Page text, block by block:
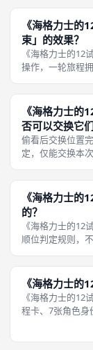
区别于中部夹层
色卡抽取概率制
《海格力士的
束」的效果？
《海格力士的12
操作，一轮旅程
个人回合操作，
程结束」结算环
《海格力士的
否可以交换它
偷看后交换位置
定，仅能交换本
要调整，也没有
两张卡牌互换，
《海格力士的
的？
《海格力士的12
顺位判定规则，
动都以持有海格
在场玩家按照桌
《海格力士的
《海格力士的12
程卡、7张角色身